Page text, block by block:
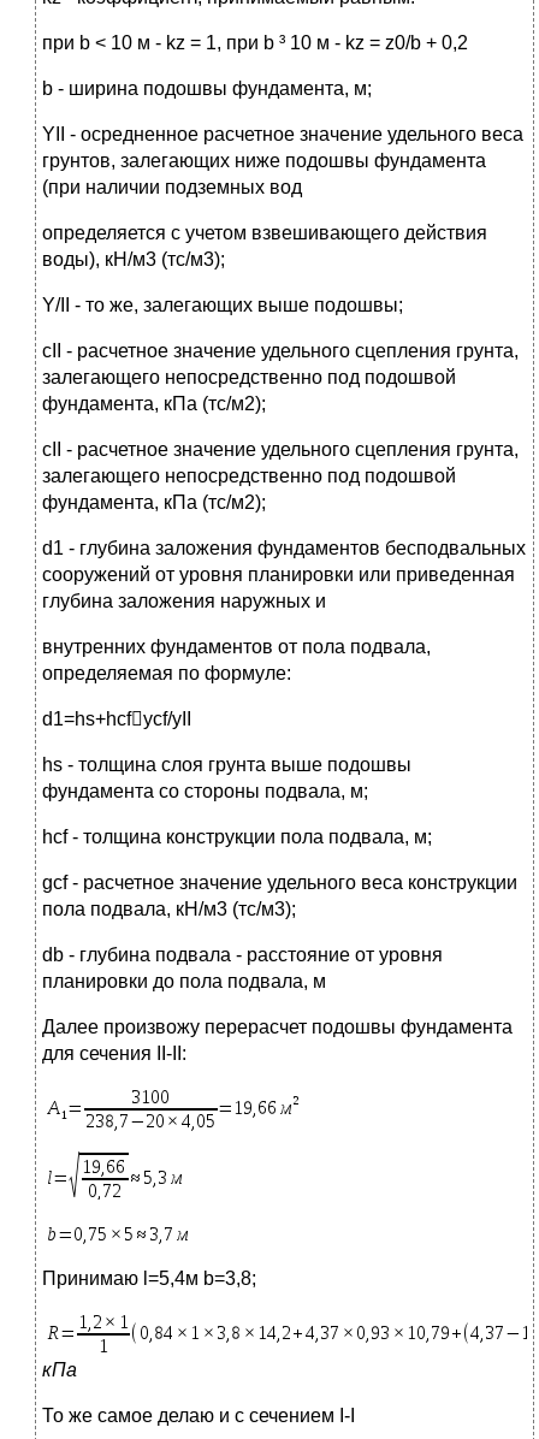
при b < 10 м - kz = 1, при b ³ 10 м - kz = z0/b + 0,2
b - ширина подошвы фундамента, м;
YII - осредненное расчетное значение удельного веса
грунтов, залегающих ниже подошвы фундамента
(при наличии подземных вод
определяется с учетом взвешивающего действия
воды), кН/м3 (тс/м3);
Y/II - то же, залегающих выше подошвы;
сII - расчетное значение удельного сцепления грунта,
залегающего непосредственно под подошвой
фундамента, кПа (тс/м2);
сII - расчетное значение удельного сцепления грунта,
залегающего непосредственно под подошвой
фундамента, кПа (тс/м2);
d1 - глубина заложения фундаментов бесподвальных
сооружений от уровня планировки или приведенная
глубина заложения наружных и
внутренних фундаментов от пола подвала,
определяемая по формуле:
d1=hs+hcfycf/yII
hs - толщина слоя грунта выше подошвы
фундамента со стороны подвала, м;
hcf - толщина конструкции пола подвала, м;
gcf - расчетное значение удельного веса конструкции
пола подвала, кН/м3 (тс/м3);
db - глубина подвала - расстояние от уровня
планировки до пола подвала, м
Далее произвожу перерасчет подошвы фундамента
для сечения II-II:
Принимаю l=5,4м b=3,8;
кПа
То же самое делаю и с сечением I-I